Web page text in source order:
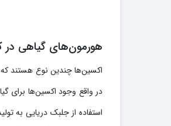
هورمون‌های گیاهی
اکسین‌ها چندین نوع هستند
در واقع وجود اکسین‌ها برای
استفاده از جلبک دریایی به